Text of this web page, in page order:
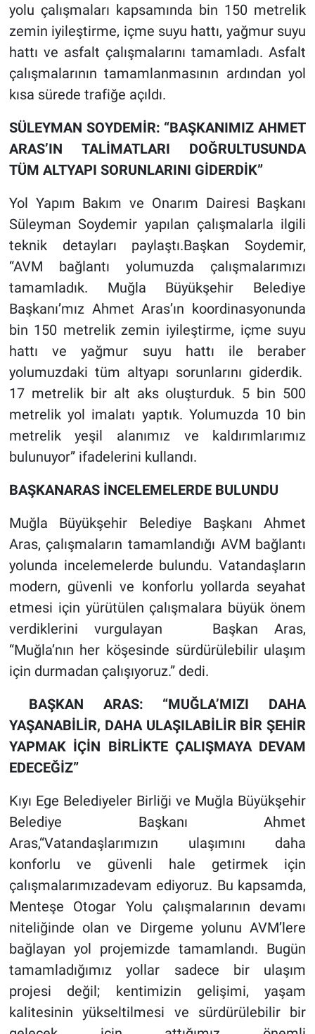
yolu çalışmaları kapsamında bin 150 metrelik
zemin iyileştirme, içme suyu hattı, yağmur suyu
hattı ve asfalt çalışmalarını tamamladı. Asfalt
çalışmalarının tamamlanmasının ardından yol
kısa sürede trafiğe açıldı.
SÜLEYMAN SOYDEMİR: “BAŞKANIMIZ AHMET
ARAS’IN TALİMATLARI DOĞRULTUSUNDA
TÜM ALTYAPI SORUNLARINI GİDERDİK”
Yol Yapım Bakım ve Onarım Dairesi Başkanı
Süleyman Soydemir yapılan çalışmalarla ilgili
teknik detayları paylaştı.Başkan Soydemir,
“AVM bağlantı yolumuzda çalışmalarımızı
tamamladık. Muğla Büyükşehir Belediye
Başkanı’mız Ahmet Aras’ın koordinasyonunda
bin 150 metrelik zemin iyileştirme, içme suyu
hattı ve yağmur suyu hattı ile beraber
yolumuzdaki tüm altyapı sorunlarını giderdik.
17 metrelik bir alt aks oluşturduk. 5 bin 500
metrelik yol imalatı yaptık. Yolumuzda 10 bin
metrelik yeşil alanımız ve kaldırımlarımız
bulunuyor” ifadelerini kullandı.
BAŞKANARAS İNCELEMELERDE BULUNDU
Muğla Büyükşehir Belediye Başkanı Ahmet
Aras, çalışmaların tamamlandığı AVM bağlantı
yolunda incelemelerde bulundu. Vatandaşların
modern, güvenli ve konforlu yollarda seyahat
etmesi için yürütülen çalışmalara büyük önem
verdiklerini vurgulayan Başkan Aras,
“Muğla’nın her köşesinde sürdürülebilir ulaşım
için durmadan çalışıyoruz.” dedi.
BAŞKAN ARAS: “MUĞLA’MIZI DAHA
YAŞANABİLİR, DAHA ULAŞILABİLİR BİR ŞEHİR
YAPMAK İÇİN BİRLİKTE ÇALIŞMAYA DEVAM
EDECEĞİZ”
Kıyı Ege Belediyeler Birliği ve Muğla Büyükşehir
Belediye Başkanı Ahmet
Aras,“Vatandaşlarımızın ulaşımını daha
konforlu ve güvenli hale getirmek için
çalışmalarımızadevam ediyoruz. Bu kapsamda,
Menteşe Otogar Yolu çalışmalarının devamı
niteliğinde olan ve Dirgeme yolunu AVM’lere
bağlayan yol projemizde tamamlandı. Bugün
tamamladığımız yollar sadece bir ulaşım
projesi değil; kentimizin gelişimi, yaşam
kalitesinin yükseltilmesi ve sürdürülebilir bir